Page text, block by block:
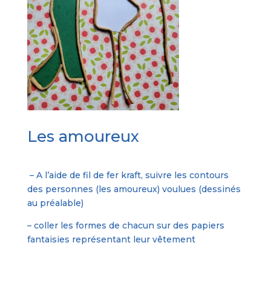
Les amoureux
– A l’aide de fil de fer kraft, suivre les contours
des personnes (les amoureux) voulues (dessinés
au préalable)
– coller les formes de chacun sur des papiers
fantaisies représentant leur vêtement